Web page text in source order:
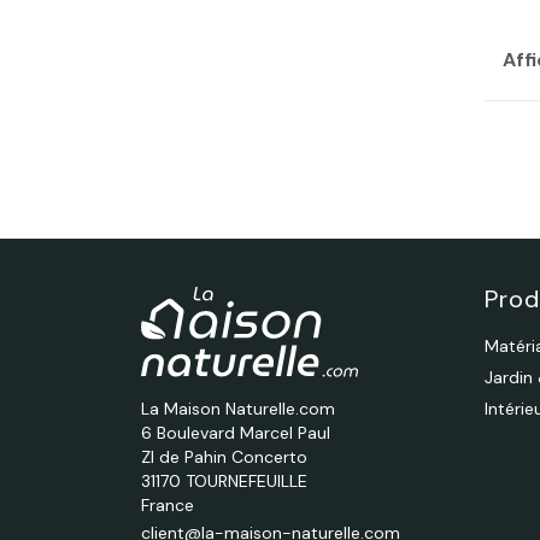
La Maison Naturelle.com
6 Boulevard Marcel Paul
ZI de Pahin Concerto
31170 TOURNEFEUILLE
France
client@la-maison-naturelle.com
Jardin